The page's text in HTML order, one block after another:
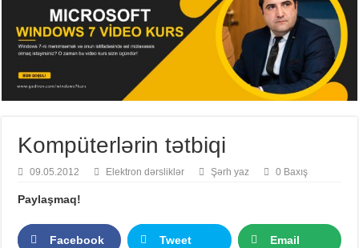
Kompüterlərin tətbiqi
09.05.2012 Elektron dərsliklər Şərh yaz 0 Baxış
Paylaşmaq!
Facebook Tweet Email